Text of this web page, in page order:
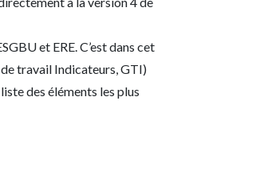
et ERE. C’est dans cet
de travail Indicateurs, GTI)
des éléments les plus